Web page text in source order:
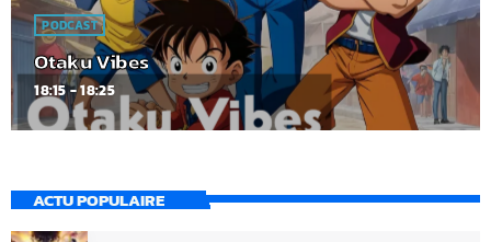
PODCAST
Otaku Vibes
18:15 - 18:25
ACTU POPULAIRE